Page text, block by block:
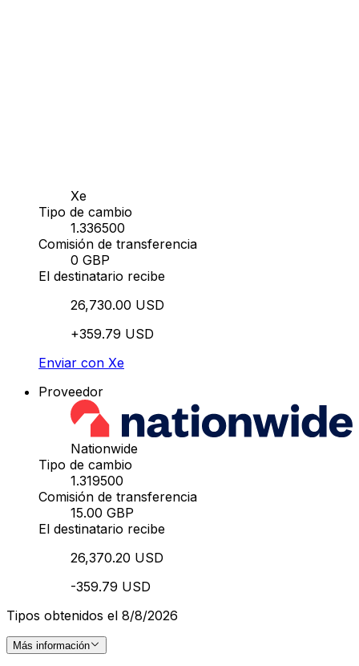
Xe
Tipo de cambio
1.336500
Comisión de transferencia
0 GBP
El destinatario recibe
26,730.00 USD
+359.79 USD
Enviar con Xe
Proveedor
Nationwide
Tipo de cambio
1.319500
Comisión de transferencia
15.00 GBP
El destinatario recibe
26,370.20 USD
-359.79 USD
Tipos obtenidos el 8/8/2026
Más información